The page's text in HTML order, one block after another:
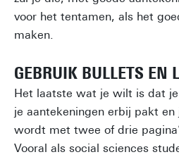
voor het tentamen, als het
maken.
GEBRUIK BULLETS EN
Het laatste wat je wilt is dat
je aantekeningen erbij pakt en
wordt met twee of drie
Vooral als social sciences